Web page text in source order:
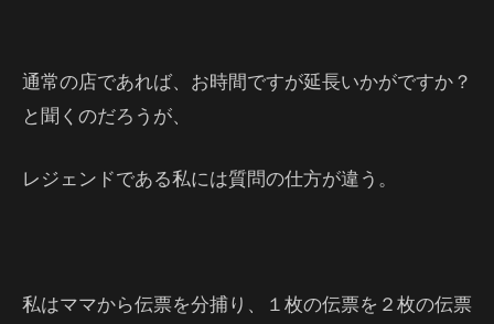
通常の店であれば、お時間ですが延長いかがですか？
と聞くのだろうが、
レジェンドである私には質問の仕方が違う。
私はママから伝票を分捕り、１枚の伝票を２枚の伝票